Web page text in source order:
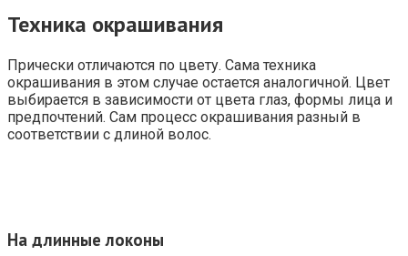
Техника окрашивания
Прически отличаются по цвету. Сама техника
окрашивания в этом случае остается аналогичной. Цвет
выбирается в зависимости от цвета глаз, формы лица и
предпочтений. Сам процесс окрашивания разный в
соответствии с длиной волос.
На длинные локоны